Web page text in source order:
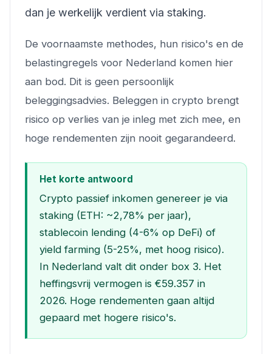
dan je werkelijk verdient via staking.
De voornaamste methodes, hun risico's en de
belastingregels voor Nederland komen hier
aan bod. Dit is geen persoonlijk
beleggingsadvies. Beleggen in crypto brengt
risico op verlies van je inleg met zich mee, en
hoge rendementen zijn nooit gegarandeerd.
Het korte antwoord
Crypto passief inkomen genereer je via
staking (ETH: ~2,78% per jaar),
stablecoin lending (4-6% op DeFi) of
yield farming (5-25%, met hoog risico).
In Nederland valt dit onder box 3. Het
heffingsvrij vermogen is €59.357 in
2026. Hoge rendementen gaan altijd
gepaard met hogere risico's.